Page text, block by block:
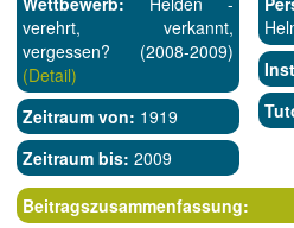
verehrt, verkannt,
vergessen? (2008-2009)
(Detail)
Zeitraum von: 1919
Zeitraum bis: 2009
Beitragszusammenfassung: